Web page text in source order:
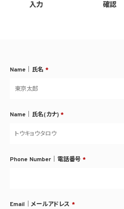
入力
確認
Name｜氏名 *
Name｜氏名(カナ) *
Phone Number｜電話番号 *
Email｜メールアドレス *